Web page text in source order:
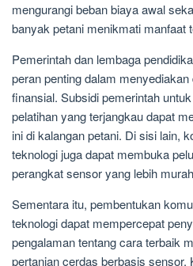
mengurangi beban biaya awal
banyak petani menikmati manfaat
Pemerintah dan lembaga
peran penting dalam
finansial. Subsidi pemerintah
pelatihan yang terjangkau dapat
ini di kalangan petani. Di sisi lain,
teknologi juga dapat membuka
perangkat sensor yang lebih
Sementara itu, pembentukan
teknologi dapat mempercepat
pengalaman tentang cara terbaik
pertanian cerdas berbasis sensor.